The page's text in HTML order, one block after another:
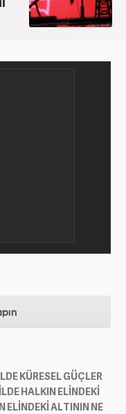
KÜRESEL GÜÇLER
HALKIN ELİNDEKİ
ALTININ NE